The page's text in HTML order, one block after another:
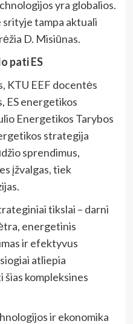
yra globalios.
srityje tampa aktuali
D. Misiūnas.
pati ES
KTU EEF docentės
ES energetikos
Energetikos Tarybos
strategija
sprendimus,
įžvalgas, tiek
tikslai – darni
energetinis
ir efektyvus
atliepia
šias kompleksines
ir ekonomika